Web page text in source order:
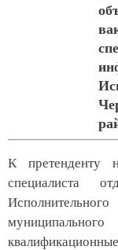
К претенденту
специалиста